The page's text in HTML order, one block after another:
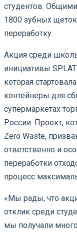
студентов.
1800 зубных
переработку.
Акция среди
инициативы
которая
контейнеры для
супермаркетах
России. Проект,
Zero Waste,
ответственно и
переработки
процесс
«Мы рады, что
отклик среди
мы получали